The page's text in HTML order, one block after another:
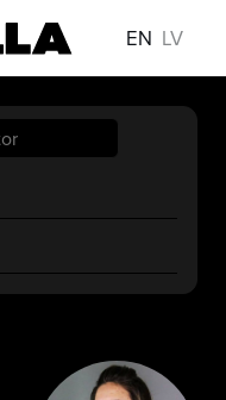
EN LV